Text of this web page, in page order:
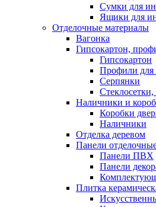
Сумки для
Ящики для
Отделочные материалы
Вагонка
Гипсокартон,
Гипсокартон
Профили для
Серпянки
Стеклосетки,
Наличники и
Коробки
Наличники
Отделка деревом
Панели
Панели ПВХ
Панели
Плитка